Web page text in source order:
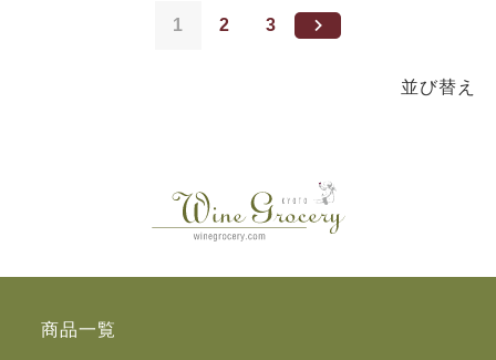
並び替え
1 2 3
商品一覧